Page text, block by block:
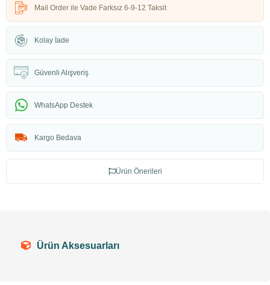
Mail Order ile Vade Farksız 6-9-12 Taksit
Kolay İade
Güvenli Alışveriş
WhatsApp Destek
Kargo Bedava
Ürün Önerileri
Ürün Aksesuarları